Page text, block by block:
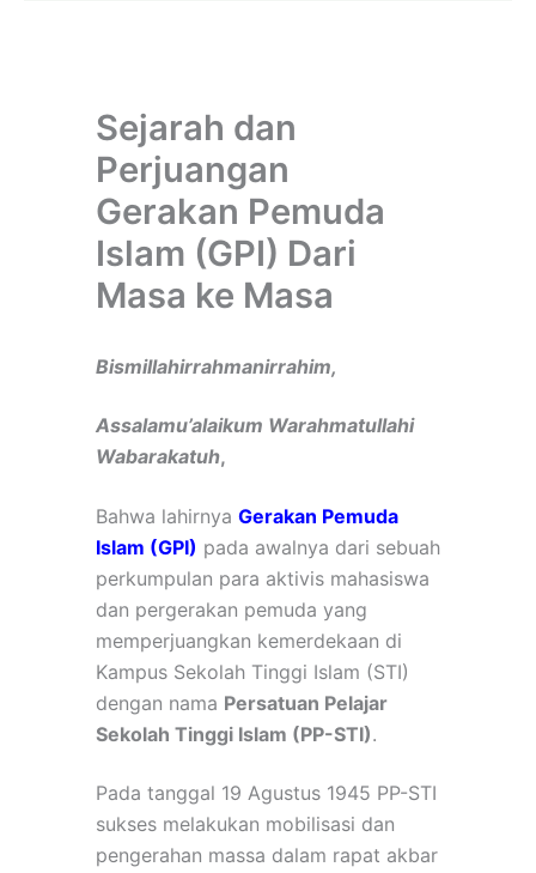
Sejarah dan
Perjuangan
Gerakan Pemuda
Islam (GPI) Dari
Masa ke Masa
Bismillahirrahmanirrahim,
Assalamu’alaikum Warahmatullahi
Wabarakatuh,
Bahwa lahirnya Gerakan Pemuda
Islam (GPI) pada awalnya dari sebuah
perkumpulan para aktivis mahasiswa
dan pergerakan pemuda yang
memperjuangkan kemerdekaan di
Kampus Sekolah Tinggi Islam (STI)
dengan nama Persatuan Pelajar
Sekolah Tinggi Islam (PP-STI).
Pada tanggal 19 Agustus 1945 PP-STI
sukses melakukan mobilisasi dan
pengerahan massa dalam rapat akbar